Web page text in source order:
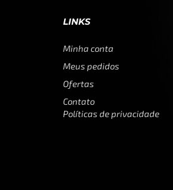
LINKS
Minha conta
Meus pedidos
Ofertas
Contato
Políticas de privacidade